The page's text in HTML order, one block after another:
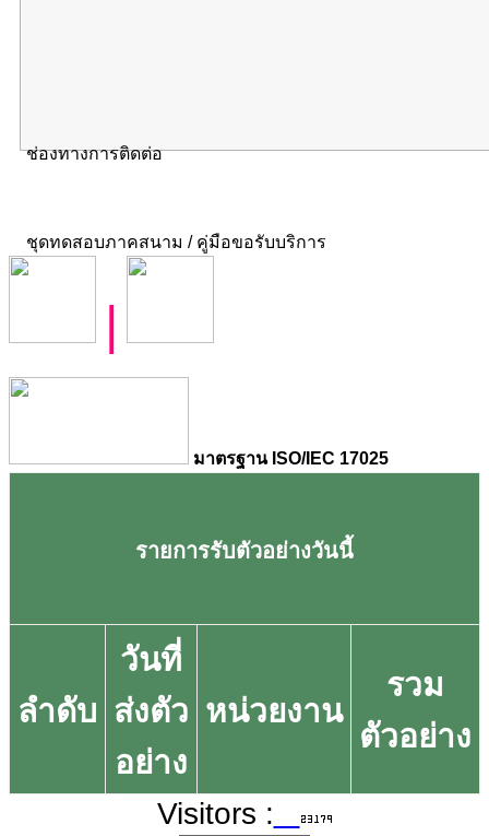
ช่องทางการติดต่อ
ชุดทดสอบภาคสนาม / คู่มือขอรับบริการ
มาตรฐาน ISO/IEC 17025
รายการรับตัวอย่างวันนี้
ลำดับ
วันที่
ส่งตัว
อย่าง
หน่วยงาน
รวม
ตัวอย่าง
Visitors :